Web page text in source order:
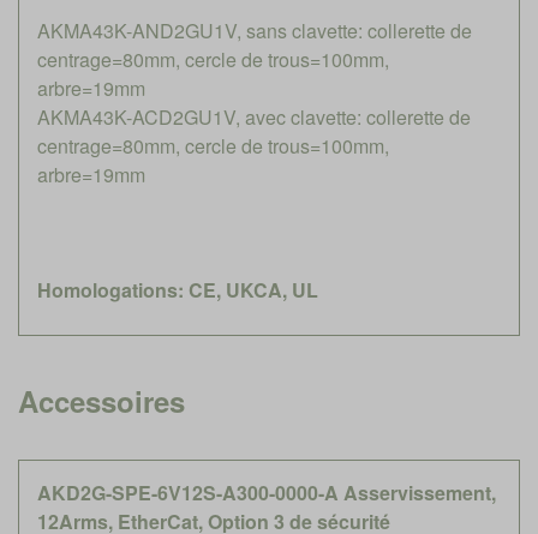
AKMA43K-AND2GU1V, sans clavette: collerette de
centrage=80mm, cercle de trous=100mm,
arbre=19mm
AKMA43K-ACD2GU1V, avec clavette: collerette de
centrage=80mm, cercle de trous=100mm,
arbre=19mm
Homologations: CE, UKCA, UL
Accessoires
AKD2G-SPE-6V12S-A300-0000-A Asservissement,
12Arms, EtherCat, Option 3 de sécurité